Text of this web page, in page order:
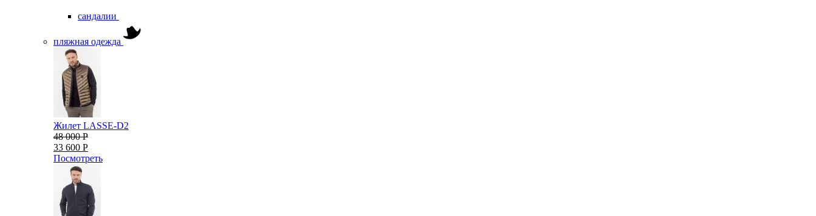
сандалии
пляжная одежда
Жилет LASSE-D2
48 000 Р
33 600 Р
Посмотреть